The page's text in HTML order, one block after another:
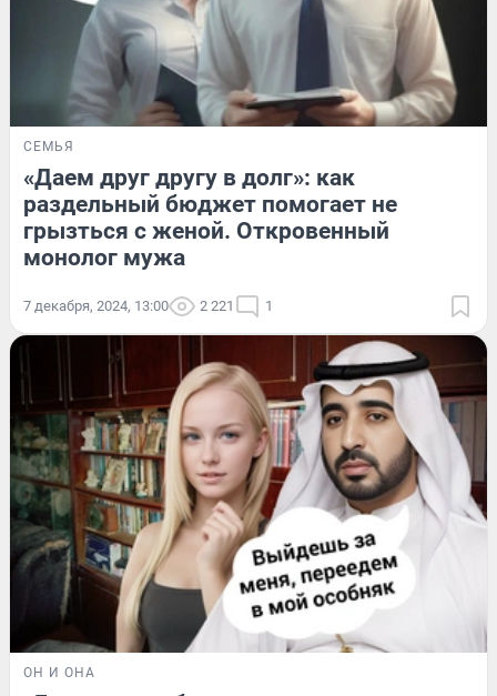
СЕМЬЯ
«Даем друг другу в долг»: как
раздельный бюджет помогает не
грызться с женой. Откровенный
монолог мужа
7 декабря, 2024, 13:00 2 221 1
ОН И ОНА